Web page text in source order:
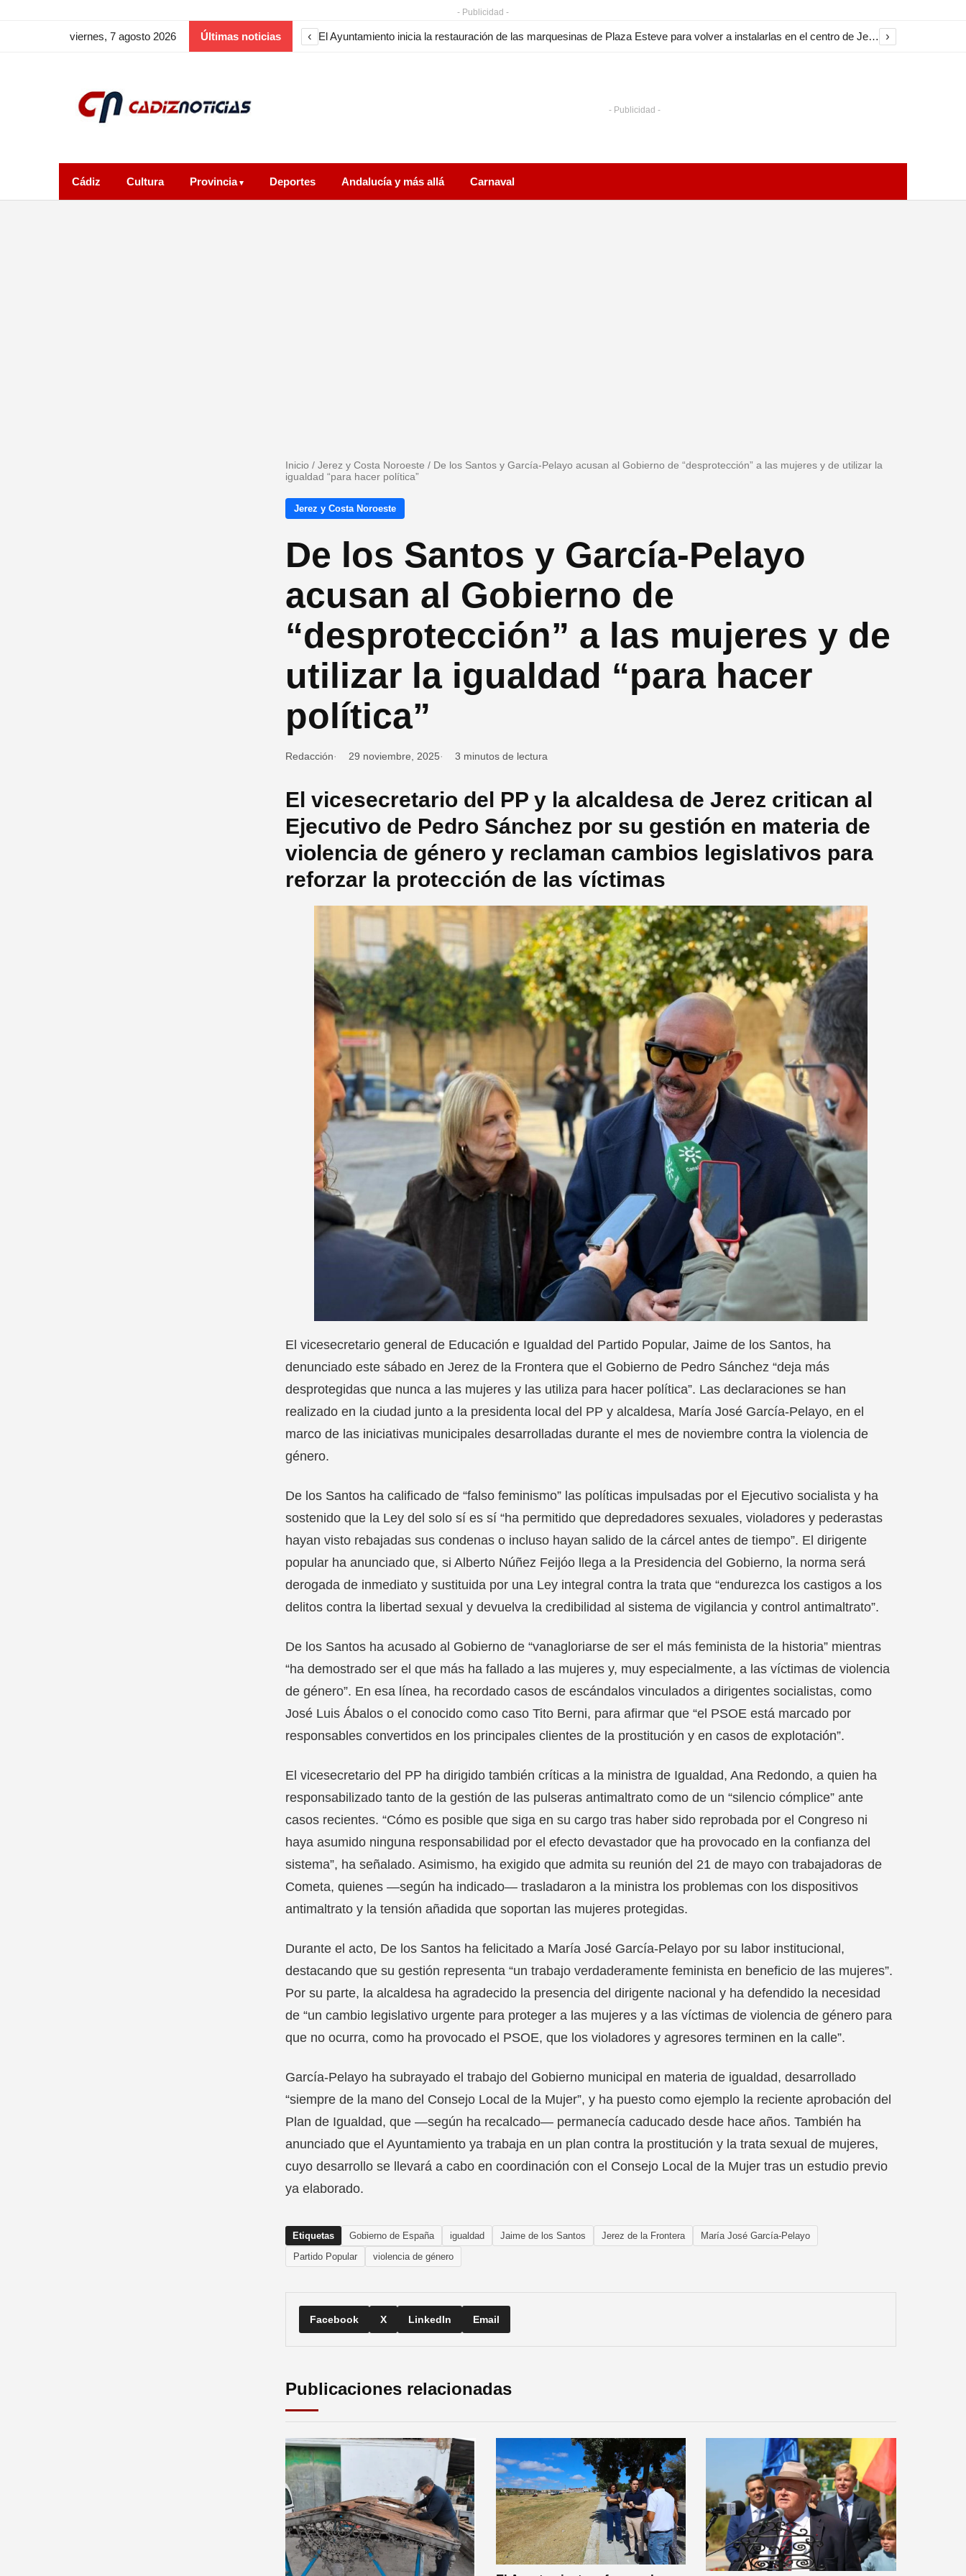
- Publicidad -
viernes, 7 agosto 2026 Últimas noticias ‹ El Ayuntamiento inicia la restauración de las marquesinas de Plaza Esteve para volver a instalarlas en el centro de Jerez ›
- Publicidad -
Cádiz Cultura Provincia Deportes Andalucía y más allá Carnaval
Inicio / Jerez y Costa Noroeste / De los Santos y García-Pelayo acusan al Gobierno de “desprotección” a las mujeres y de utilizar la
igualdad “para hacer política”
Jerez y Costa Noroeste
De los Santos y García-Pelayo
acusan al Gobierno de
“desprotección” a las mujeres y de
utilizar la igualdad “para hacer
política”
Redacción 29 noviembre, 2025 3 minutos de lectura
El vicesecretario del PP y la alcaldesa de Jerez critican al
Ejecutivo de Pedro Sánchez por su gestión en materia de
violencia de género y reclaman cambios legislativos para
reforzar la protección de las víctimas
El vicesecretario general de Educación e Igualdad del Partido Popular, Jaime de los Santos, ha
denunciado este sábado en Jerez de la Frontera que el Gobierno de Pedro Sánchez “deja más
desprotegidas que nunca a las mujeres y las utiliza para hacer política”. Las declaraciones se han
realizado en la ciudad junto a la presidenta local del PP y alcaldesa, María José García-Pelayo, en el
marco de las iniciativas municipales desarrolladas durante el mes de noviembre contra la violencia de
género.
De los Santos ha calificado de “falso feminismo” las políticas impulsadas por el Ejecutivo socialista y ha
sostenido que la Ley del solo sí es sí “ha permitido que depredadores sexuales, violadores y pederastas
hayan visto rebajadas sus condenas o incluso hayan salido de la cárcel antes de tiempo”. El dirigente
popular ha anunciado que, si Alberto Núñez Feijóo llega a la Presidencia del Gobierno, la norma será
derogada de inmediato y sustituida por una Ley integral contra la trata que “endurezca los castigos a los
delitos contra la libertad sexual y devuelva la credibilidad al sistema de vigilancia y control antimaltrato”.
De los Santos ha acusado al Gobierno de “vanagloriarse de ser el más feminista de la historia” mientras
“ha demostrado ser el que más ha fallado a las mujeres y, muy especialmente, a las víctimas de violencia
de género”. En esa línea, ha recordado casos de escándalos vinculados a dirigentes socialistas, como
José Luis Ábalos o el conocido como caso Tito Berni, para afirmar que “el PSOE está marcado por
responsables convertidos en los principales clientes de la prostitución y en casos de explotación”.
El vicesecretario del PP ha dirigido también críticas a la ministra de Igualdad, Ana Redondo, a quien ha
responsabilizado tanto de la gestión de las pulseras antimaltrato como de un “silencio cómplice” ante
casos recientes. “Cómo es posible que siga en su cargo tras haber sido reprobada por el Congreso ni
haya asumido ninguna responsabilidad por el efecto devastador que ha provocado en la confianza del
sistema”, ha señalado. Asimismo, ha exigido que admita su reunión del 21 de mayo con trabajadoras de
Cometa, quienes —según ha indicado— trasladaron a la ministra los problemas con los dispositivos
antimaltrato y la tensión añadida que soportan las mujeres protegidas.
Durante el acto, De los Santos ha felicitado a María José García-Pelayo por su labor institucional,
destacando que su gestión representa “un trabajo verdaderamente feminista en beneficio de las mujeres”.
Por su parte, la alcaldesa ha agradecido la presencia del dirigente nacional y ha defendido la necesidad
de “un cambio legislativo urgente para proteger a las mujeres y a las víctimas de violencia de género para
que no ocurra, como ha provocado el PSOE, que los violadores y agresores terminen en la calle”.
García-Pelayo ha subrayado el trabajo del Gobierno municipal en materia de igualdad, desarrollado
“siempre de la mano del Consejo Local de la Mujer”, y ha puesto como ejemplo la reciente aprobación del
Plan de Igualdad, que —según ha recalcado— permanecía caducado desde hace años. También ha
anunciado que el Ayuntamiento ya trabaja en un plan contra la prostitución y la trata sexual de mujeres,
cuyo desarrollo se llevará a cabo en coordinación con el Consejo Local de la Mujer tras un estudio previo
ya elaborado.
Etiquetas Gobierno de España igualdad Jaime de los Santos Jerez de la Frontera
María José García-Pelayo
Partido Popular
violencia de género
Facebook X LinkedIn Email
Publicaciones relacionadas